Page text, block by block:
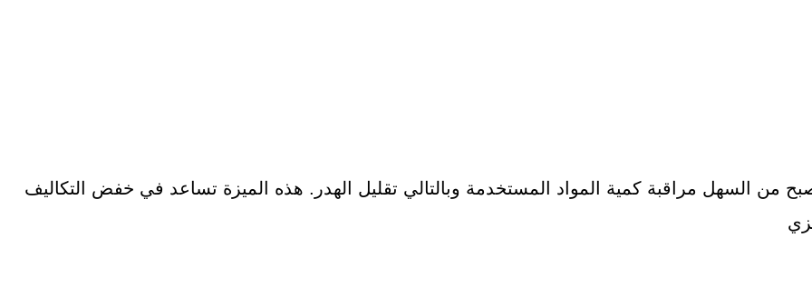
من السهل مراقبة كمية المواد المستخدمة وبالتالي تقليل الهدر. هذه الميزة تساعد في خفض التكاليف